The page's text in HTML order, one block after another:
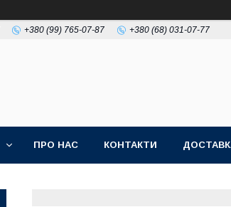
+380 (99) 765-07-87 +380 (68) 031-07-77
ПРО НАС КОНТАКТИ